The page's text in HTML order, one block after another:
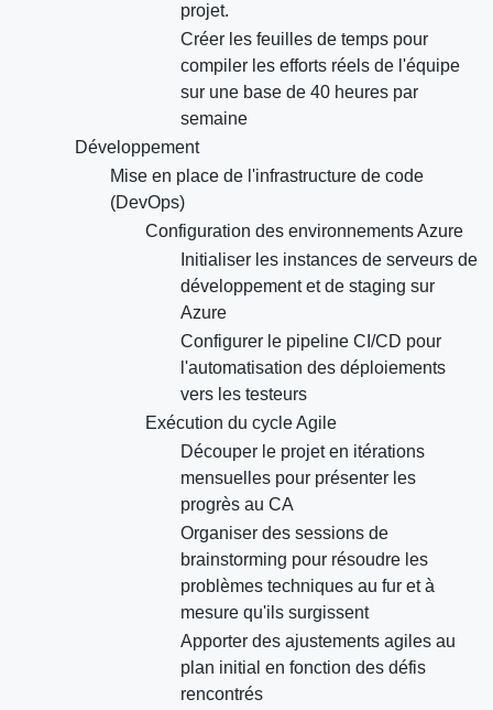
projet.
Créer les feuilles de temps pour
compiler les efforts réels de l'équipe
sur une base de 40 heures par
semaine
Développement
Mise en place de l'infrastructure de code
(DevOps)
Configuration des environnements Azure
Initialiser les instances de serveurs de
développement et de staging sur
Azure
Configurer le pipeline CI/CD pour
l'automatisation des déploiements
vers les testeurs
Exécution du cycle Agile
Découper le projet en itérations
mensuelles pour présenter les
progrès au CA
Organiser des sessions de
brainstorming pour résoudre les
problèmes techniques au fur et à
mesure qu'ils surgissent
Apporter des ajustements agiles au
plan initial en fonction des défis
rencontrés